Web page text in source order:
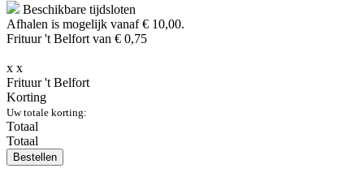
Beschikbare tijdsloten
Afhalen is mogelijk vanaf€ 10,00.
Frituur 't Belfort van € 0,75
x x
Frituur 't Belfort
Korting
Uw totale korting:
Totaal
Totaal
Bestellen